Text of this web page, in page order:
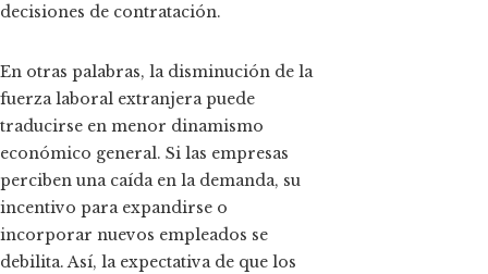
decisiones de contratación.
En otras palabras, la disminución de la
fuerza laboral extranjera puede
traducirse en menor dinamismo
económico general. Si las empresas
perciben una caída en la demanda, su
incentivo para expandirse o
incorporar nuevos empleados se
debilita. Así, la expectativa de que los